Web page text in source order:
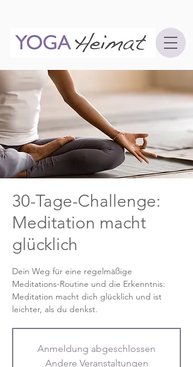
30-Tage-Challenge:
Meditation macht
glücklich
Dein Weg für eine regelmäßige
Meditations-Routine und die Erkenntnis:
Meditation macht dich glücklich und ist
leichter, als du denkst.
Anmeldung abgeschlossen
Andere Veranstaltungen